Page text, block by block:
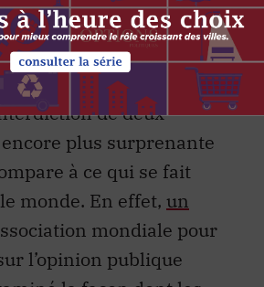
l’impact des sondages
surestimé.
d’Élections Ontario
de deux
plus surprenante
à ce qui se fait
monde. En effet, un
mondiale pour
l’opinion publique